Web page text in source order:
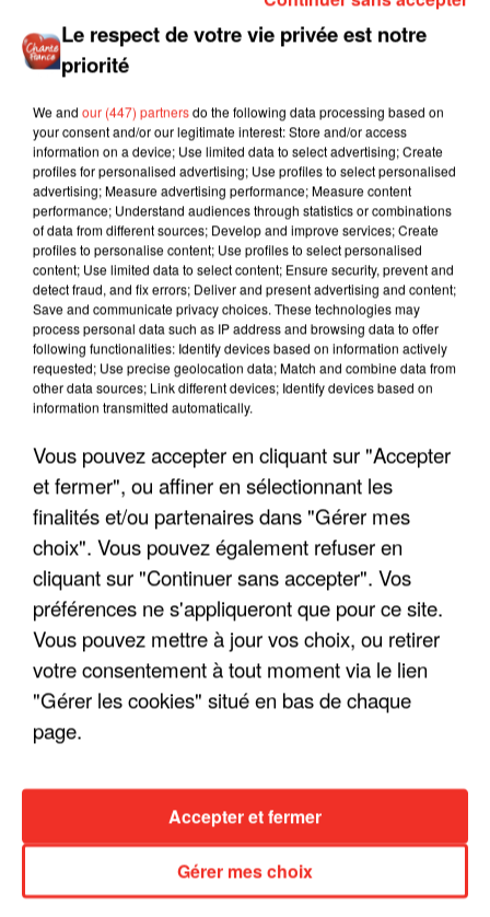
LES INTERVIEWS CHANTE
FRANCE
"JE SUIS À DISPOSITION DES
ENFOIRÉS"
"ON N'EST PAS DES PARENTS
PARFAITS"
Le respect de votre vie privée est notre
priorité
We and our (447) partnersdo the following data processing based on
your consent and/or our legitimate interest: Store and/or access
information on a device; Use limited data to select advertising; Create
profiles for personalised advertising; Use profiles to select personalised
advertising; Measure advertising performance; Measure content
performance; Understand audiences through statistics or combinations
of data from different sources; Develop and improve services; Create
profiles to personalise content; Use profiles to select personalised
content; Use limited data to select content; Ensure security, prevent and
detect fraud, and fix errors; Deliver and present advertising and content;
Save and communicate privacy choices. These technologies may
process personal data such as IP address and browsing data to offer
following functionalities: Identify devices based on information actively
requested; Use precise geolocation data; Match and combine data from
other data sources; Link different devices; Identify devices based on
information transmitted automatically.
Vous pouvez accepter en cliquant sur "Accepter
et fermer", ou affiner en sélectionnant les
finalités et/ou partenaires dans "Gérer mes
choix". Vous pouvez également refuser en
cliquant sur "Continuer sans accepter". Vos
préférences ne s'appliqueront que pour ce site.
Vous pouvez mettre à jour vos choix, ou retirer
votre consentement à tout moment via le lien
"Gérer les cookies" situé en bas de chaque
page.
Gérer mes choix
Accepter et fermer